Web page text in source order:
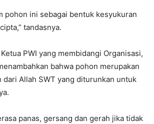
pohon ini sebagai bentuk kesyukuran
tandasnya.
PWI yang membidangi Organisasi,
bahwa pohon merupakan
dari Allah SWT yang diturunkan untuk
panas, gersang dan gerah jika tidak